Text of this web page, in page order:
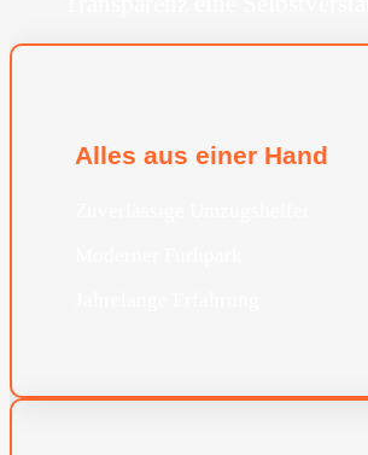
Alles aus einer Hand